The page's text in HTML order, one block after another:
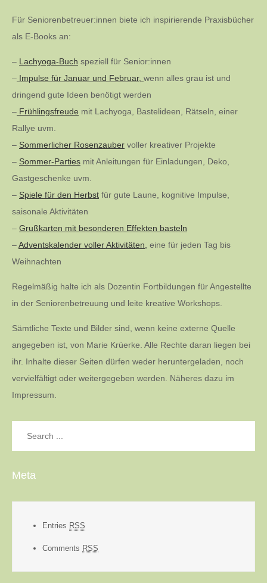
Für Seniorenbetreuer:innen biete ich inspirierende Praxisbücher
als E-Books an:
– Lachyoga-Buch speziell für Senior:innen
– Impulse für Januar und Februar, wenn alles grau ist und
dringend gute Ideen benötigt werden
– Frühlingsfreude mit Lachyoga, Bastelideen, Rätseln, einer
Rallye uvm.
– Sommerlicher Rosenzauber voller kreativer Projekte
– Sommer-Parties mit Anleitungen für Einladungen, Deko,
Gastgeschenke uvm.
– Spiele für den Herbst für gute Laune, kognitive Impulse,
saisonale Aktivitäten
– Grußkarten mit besonderen Effekten basteln
–Adventskalender voller Aktivitäten, eine für jeden Tag bis
Weihnachten
Regelmäßig halte ich als Dozentin Fortbildungen für Angestellte
in der Seniorenbetreuung und leite kreative Workshops.
Sämtliche Texte und Bilder sind, wenn keine externe Quelle
angegeben ist, von Marie Krüerke. Alle Rechte daran liegen bei
ihr. Inhalte dieser Seiten dürfen weder heruntergeladen, noch
vervielfältigt oder weitergegeben werden. Näheres dazu im
Impressum.
Meta
Entries RSS
Comments RSS